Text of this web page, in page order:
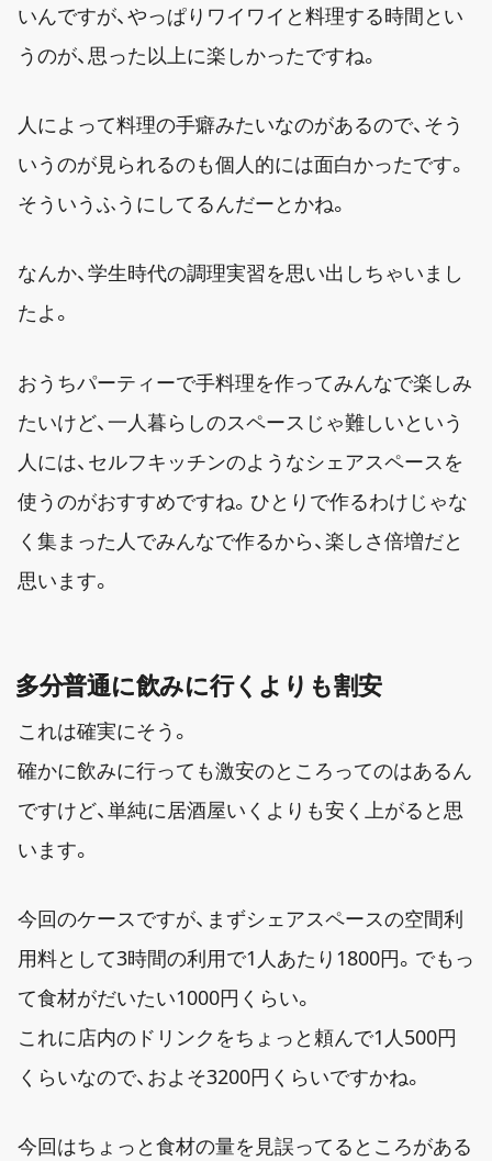
いんですが、やっぱりワイワイと料理する時間とい
うのが、思った以上に楽しかったですね。
人によって料理の手癖みたいなのがあるので、そう
いうのが見られるのも個人的には面白かったです。
そういうふうにしてるんだーとかね。
なんか、学生時代の調理実習を思い出しちゃいまし
たよ。
おうちパーティーで手料理を作ってみんなで楽しみ
たいけど、一人暮らしのスペースじゃ難しいという
人には、セルフキッチンのようなシェアスペースを
使うのがおすすめですね。ひとりで作るわけじゃな
く集まった人でみんなで作るから、楽しさ倍増だと
思います。
多分普通に飲みに行くよりも割安
これは確実にそう。
確かに飲みに行っても激安のところってのはあるん
ですけど、単純に居酒屋いくよりも安く上がると思
います。
今回のケースですが、まずシェアスペースの空間利
用料として3時間の利用で1人あたり1800円。でもっ
て食材がだいたい1000円くらい。
これに店内のドリンクをちょっと頼んで1人500円
くらいなので、およそ3200円くらいですかね。
今回はちょっと食材の量を見誤ってるところがある